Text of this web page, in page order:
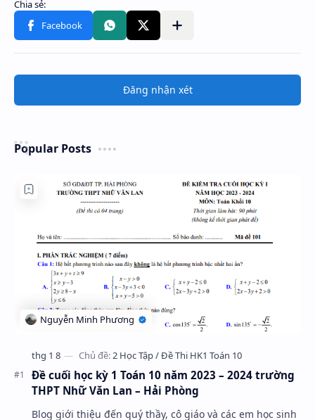
Đăng nhận xét
Popular Posts
Đề cuối học kỳ 1 Toán 10 năm 2023 – 2024 trường
THPT Nhữ Văn Lan – Hải Phòng
Blog giới thiệu đến quý thầy, cô giáo và các em học sinh